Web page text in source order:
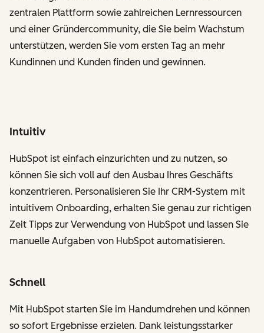
zentralen Plattform sowie zahlreichen Lernressourcen
und einer Gründercommunity, die Sie beim Wachstum
unterstützen, werden Sie vom ersten Tag an mehr
Kundinnen und Kunden finden und gewinnen.
Intuitiv
HubSpot ist einfach einzurichten und zu nutzen, so
können Sie sich voll auf den Ausbau Ihres Geschäfts
konzentrieren. Personalisieren Sie Ihr CRM-System mit
intuitivem Onboarding, erhalten Sie genau zur richtigen
Zeit Tipps zur Verwendung von HubSpot und lassen Sie
manuelle Aufgaben von HubSpot automatisieren.
Schnell
Mit HubSpot starten Sie im Handumdrehen und können
so sofort Ergebnisse erzielen. Dank leistungsstarker